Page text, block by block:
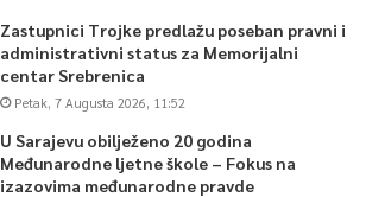
Zastupnici Trojke predlažu poseban pravni i
administrativni status za Memorijalni
centar Srebrenica
Petak, 7 Augusta 2026, 11:52
U Sarajevu obilježeno 20 godina
Međunarodne ljetne škole – Fokus na
izazovima međunarodne pravde